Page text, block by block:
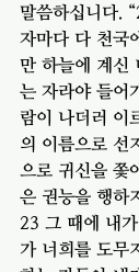
말씀하십니다.
자마다 다 천국
만 하늘에 계신
는 자라야 들어
람이 나더러 이
의 이름으로 선
으로 귀신을 쫓
은 권능을 행하
23 그 때에 내
가 너희를 도무